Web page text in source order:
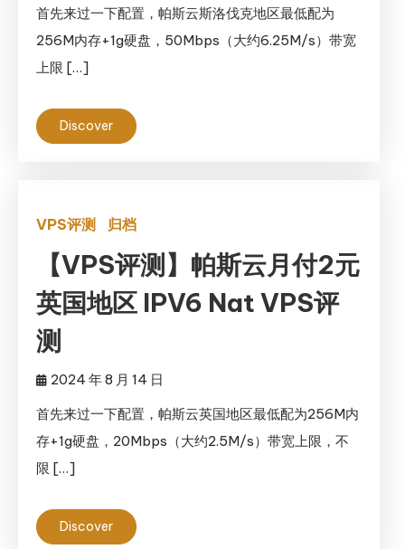
首先来过一下配置，帕斯云斯洛伐克地区最低配为
256M内存+1g硬盘，50Mbps（大约6.25M/s）带宽
上限 […]
Discover
VPS评测 归档
【VPS评测】帕斯云月付2元
英国地区 IPV6 Nat VPS评
测
2024 年 8 月 14 日
首先来过一下配置，帕斯云英国地区最低配为256M内
存+1g硬盘，20Mbps（大约2.5M/s）带宽上限，不
限 […]
Discover